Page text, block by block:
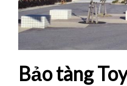
Bảo tàng